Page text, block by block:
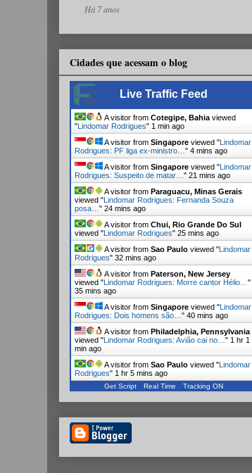
Há 7 anos
Cidades que acessam o blog
Live Traffic Feed
A visitor from Cotegipe, Bahia viewed
" Lindomar Rodrigues" 1 min ago
A visitor from Singapore viewed " Lindomar
Rodrigues: PF liga ex-ministro… " 4 mins ago
A visitor from Singapore viewed " Lindomar
Rodrigues: Suspeito de matar… " 21 mins ago
A visitor from Paraguacu, Minas Gerais
viewed " Lindomar Rodrigues: Fernanda Souza
posa… " 24 mins ago
A visitor from Chui, Rio Grande Do Sul
viewed " Lindomar Rodrigues" 25 mins ago
A visitor from Sao Paulo viewed " Lindomar
Rodrigues" 32 mins ago
A visitor from Paterson, New Jersey
viewed " Lindomar Rodrigues: Morre cantor Hélio… "
35 mins ago
A visitor from Singapore viewed " Lindomar
Rodrigues: Dois homens são… " 40 mins ago
A visitor from Philadelphia, Pennsylvania
viewed " Lindomar Rodrigues: Avião cai no… " 1 hr 1
min ago
A visitor from Sao Paulo viewed " Lindomar
Rodrigues" 1 hr 5 mins ago
Get Script Real Time Tracking ON